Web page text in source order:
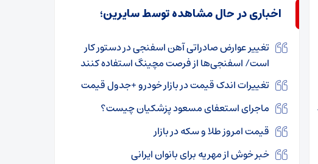
اخباری در حال مشاهده توسط سایرین؛
تغییر عوارض صادراتی آهن اسفنجی در دستور کار
است/ اسفنجی‌ها از فرصت مچینگ استفاده کنند
تغییرات اندک قیمت‌ در بازار خودرو +جدول قیمت
ماجرای استعفای مسعود پزشکیان چیست؟
قیمت امروز طلا و سکه در بازار
خبر خوش از مهریه برای بانوان ایرانی